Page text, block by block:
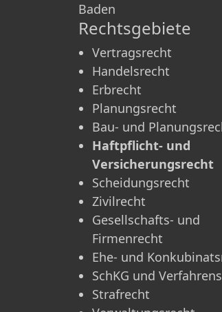
Baden
Rechtsgebiete
Vertragsrecht
Handelsrecht
Erbrecht
Planungsrecht
Bau- und
Haftpflicht- und
Versicherungsrecht
Scheidungsrecht
Zivilrecht
Gesellschafts- und
Firmenrecht
Ehe- und
SchKG und
Strafrecht